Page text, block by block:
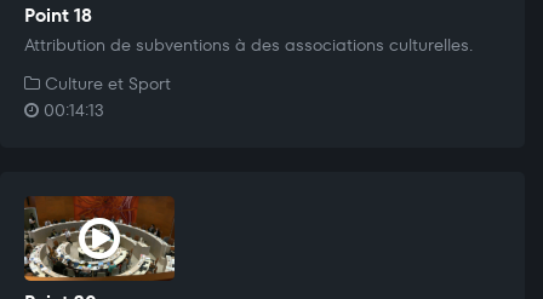
Point 18
Attribution de subventions à des associations culturelles.
Culture et Sport
00:14:13